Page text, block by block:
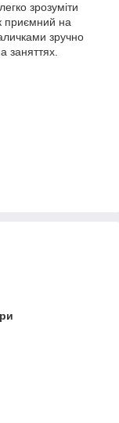
зрозуміти
приємний на
зручно
заняттях.